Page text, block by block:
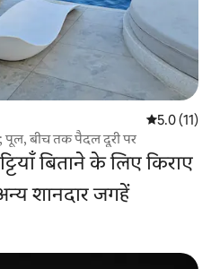
औसत रेटिंग 5
5.0 (11)
पूल, बीच तक पैदल दूरी पर
बिताने के लिए किराए
शानदार जगहें